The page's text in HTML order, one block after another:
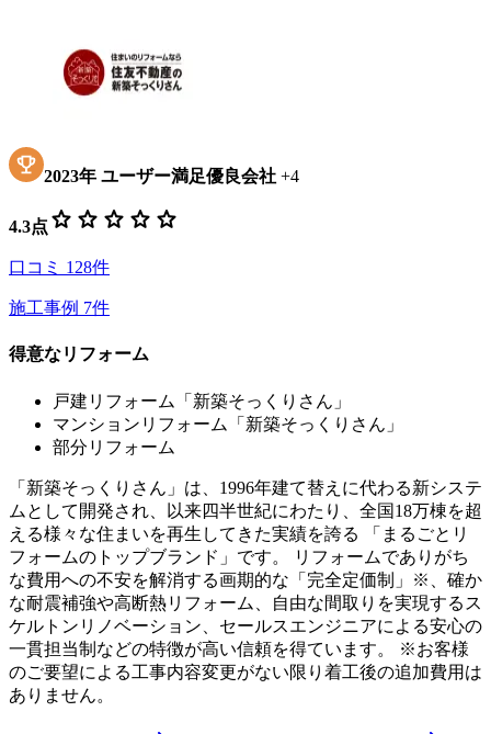
2023年 ユーザー満足優良会社 +4
4.3点 star star star star star
口コミ 128件
施工事例 7件
得意なリフォーム
戸建リフォーム「新築そっくりさん」
マンションリフォーム「新築そっくりさん」
部分リフォーム
「新築そっくりさん」は、1996年建て替えに代わる新システ
ムとして開発され、以来四半世紀にわたり、全国18万棟を超
える様々な住まいを再生してきた実績を誇る 「まるごとリ
フォームのトップブランド」です。 リフォームでありがち
な費用への不安を解消する画期的な「完全定価制」※、確か
な耐震補強や高断熱リフォーム、自由な間取りを実現するス
ケルトンリノベーション、セールスエンジニアによる安心の
一貫担当制などの特徴が高い信頼を得ています。 ※お客様
のご要望による工事内容変更がない限り着工後の追加費用は
ありません。